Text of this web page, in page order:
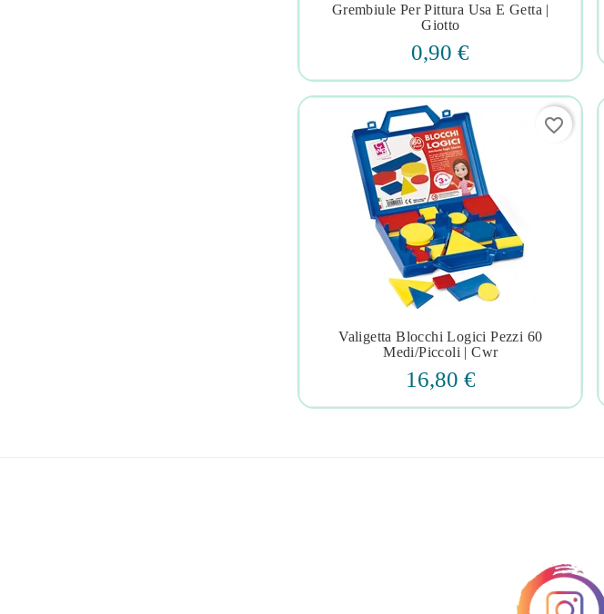
 
Grembiule Per Pittura Usa E Getta |
Giotto
0,90 €
   
Valigetta Blocchi Logici Pezzi 60
Medi/piccoli | Cwr
16,80 €
favorite_border